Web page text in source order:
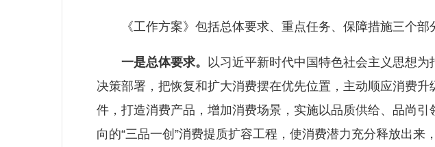
《工作方案》包括总体要求、重点任务、保障措施三个部
一是总体要求。
以习近平新时代中国特色社会主义思想
决策部署，把恢复和扩大消费摆在优先位置，主动顺应消费
件，打造消费产品，增加消费场景，实施以品质供给、品尚
向的“三品一创”消费提质扩容工程，使消费潜力充分释放出来